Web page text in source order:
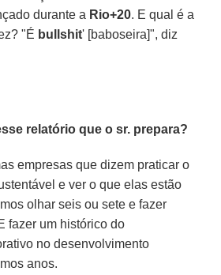
durante a Rio+20. E qual é a
"É bullshit' [baboseira]", diz
relatório que o sr. prepara?
empresas que dizem praticar o
e ver o que elas estão
olhar seis ou sete e fazer
fazer um histórico do
no desenvolvimento
anos.